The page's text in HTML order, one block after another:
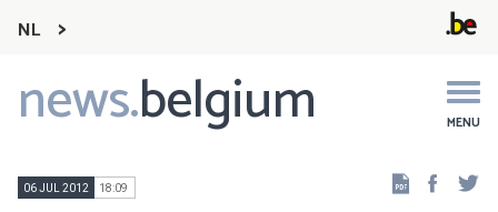
NL
news.belgium MENU
Main
navigation
06 JUL 2012 18:09